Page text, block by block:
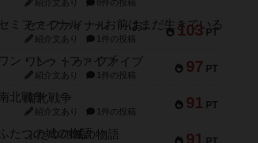
紹介文あり 8件の投稿
103 PT
セミファイナル ～お前はまだ生きている～
紹介文あり 1件の投稿
97 PT
ワン・トゥ・ファイブ
紹介文あり 1件の投稿
91 PT
南北戦争
紹介文あり 1件の投稿
91
ふたつの城の物語